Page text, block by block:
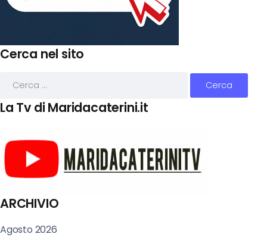
Cerca nel sito
La Tv di Maridacaterini.it
ARCHIVIO
Agosto 2026